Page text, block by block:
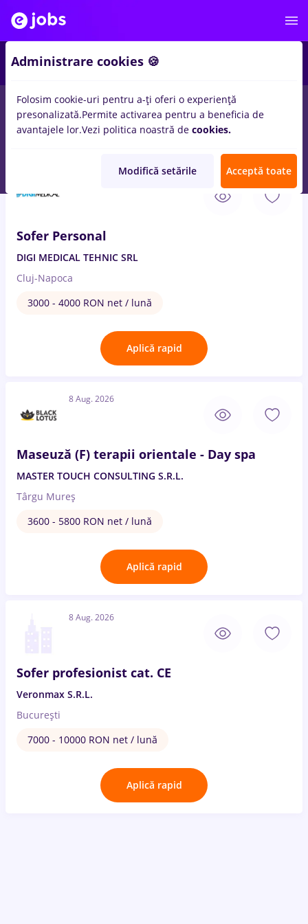
Salarii Remote (de acasă) București Cluj-
Sofer Personal
DIGI MEDICAL TEHNIC SRL
Cluj-Napoca
3000 - 4000 RON net / lună
Aplică rapid
8 Aug. 2026
Maseuză (F) terapii orientale - Day spa
MASTER TOUCH CONSULTING S.R.L.
Târgu Mureș
3600 - 5800 RON net / lună
Aplică rapid
8 Aug. 2026
Sofer profesionist cat. CE
Veronmax S.R.L.
București
7000 - 10000 RON net / lună
Aplică rapid
Administrare cookies 🍪
Folosim cookie-uri pentru a-ți oferi o experiență
presonalizată.Permite activarea pentru a beneficia de
avantajele lor.Vezi politica noastră de cookies.
Modifică setările Acceptă toate